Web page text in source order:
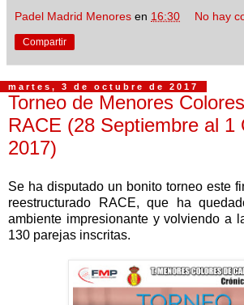
Padel Madrid Menores en 16:30 No hay
Compartir
martes, 3 de octubre de 2017
Torneo de Menores
RACE (28 Septiembre al 1
2017)
Se ha disputado un bonito torneo este
reestructurado RACE, que ha
ambiente impresionante y volviendo a
130 parejas inscritas.